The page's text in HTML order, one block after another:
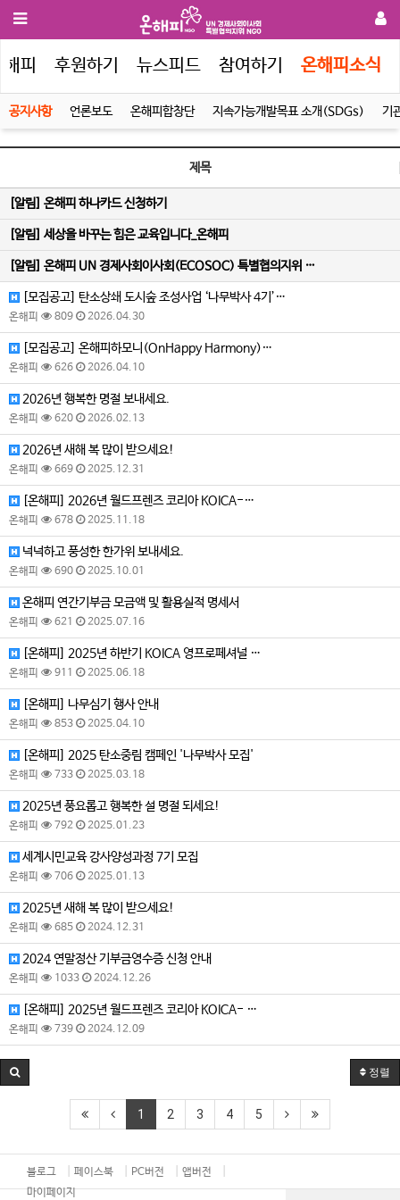
피 후원하기 뉴스피드 참여하기 온해피소식
공지사항 언론보도 온해피합창단 지속가능개발목표 소개(SDGs) 기
제목
[알림] 온해피 하나카드 신청하기
[알림] 세상을 바꾸는 힘은 교육입니다_온해피
[알림] 온해피 UN 경제사회이사회(ECOSOC) 특별협의지위 …
[모집공고] 탄소상쇄 도시숲 조성사업 ‘나무박사 4기’…
온해피 809 2026.04.30
[모집공고] 온해피하모니(OnHappy Harmony)…
온해피 626 2026.04.10
2026년 행복한 명절 보내세요.
온해피 620 2026.02.13
2026년 새해 복 많이 받으세요!
온해피 669 2025.12.31
[온해피] 2026년 월드프렌즈 코리아 KOICA-…
온해피 678 2025.11.18
넉넉하고 풍성한 한가위 보내세요.
온해피 690 2025.10.01
온해피 연간기부금 모금액 및 활용실적 명세서
온해피 621 2025.07.16
[온해피] 2025년 하반기 KOICA 영프로페셔널 …
온해피 911 2025.06.18
[온해피] 나무심기 행사 안내
온해피 853 2025.04.10
[온해피] 2025 탄소중림 캠페인 '나무박사 모집'
온해피 733 2025.03.18
2025년 풍요롭고 행복한 설 명절 되세요!
온해피 792 2025.01.23
세계시민교육 강사양성과정 7기 모집
온해피 706 2025.01.13
2025년 새해 복 많이 받으세요!
온해피 685 2024.12.31
2024 연말정산 기부금영수증 신청 안내
온해피 1033 2024.12.26
[온해피] 2025년 월드프렌즈 코리아 KOICA- …
온해피 739 2024.12.09
정렬
1 2 3 4 5
블로그 페이스북 PC버전
앱버전
마이페이지